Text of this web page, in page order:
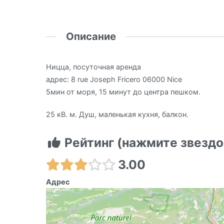
Описание
Ницца, посуточная аренда
адрес: 8 rue Joseph Fricero 06000 Nice
5мин от моря, 15 минут до центра пешком.
25 кВ. м. Душ, маленькая кухня, балкон.
Рейтинг (нажмите
3.00
Адрес